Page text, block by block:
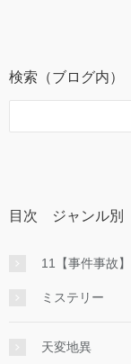
検索（ブログ内）
目次 ジャンル別
11【事件事故】
ミステリー
天変地異